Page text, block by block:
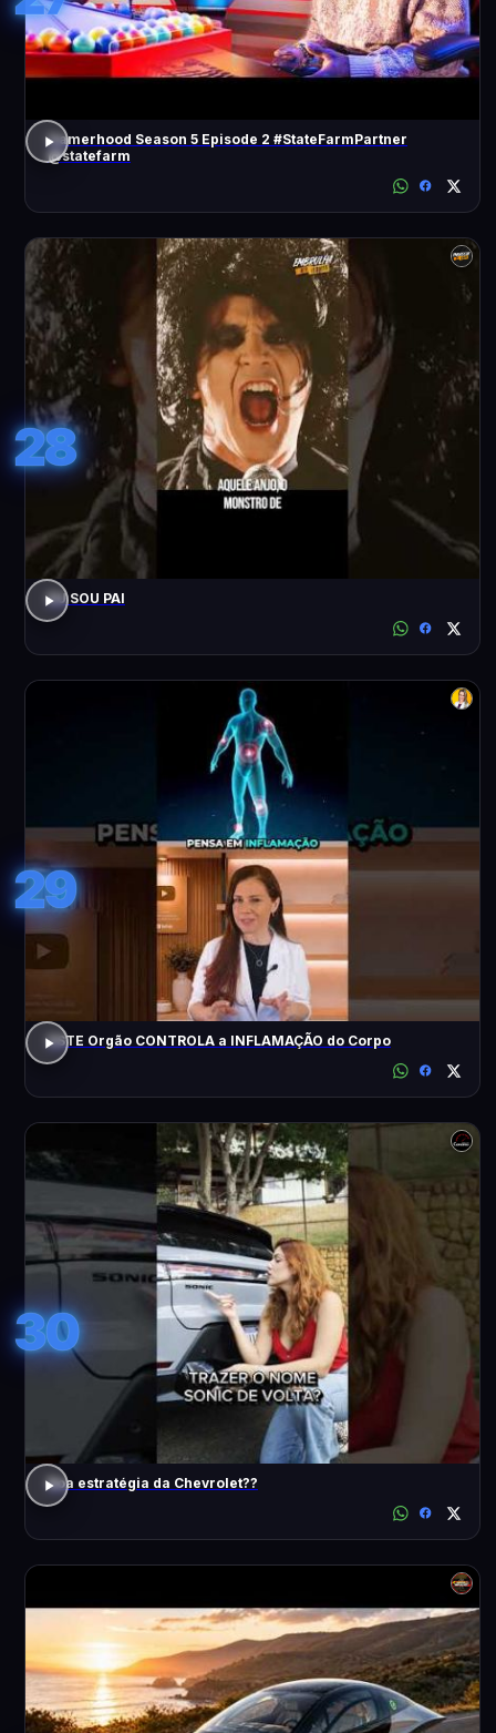
Gamerhood Season 5 Episode 2 #StateFarmPartner
@statefarm
28
EU SOU PAI
29
ESTE Orgão CONTROLA a INFLAMAÇÃO do Corpo
30
Boa estratégia da Chevrolet??